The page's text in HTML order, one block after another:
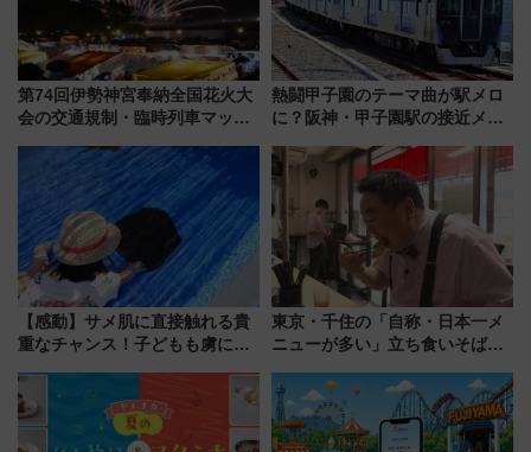
第74回伊勢神宮奉納全国花火大
会の交通規制・臨時列車マッ
熱闘甲子園のテーマ曲が駅メロ
に？阪神・甲子園駅の接近メロ
谷実アレンジの特別仕様へ、8月
5日始発から
【感動】サメ肌に直接触れる貴
重なチャンス！子どもも虜にな
メのタッチングプール」【夏休
み限定企画】
東京・千住の「自称・日本一メ
ニューが多い」立ち食いそば屋
地のふらっと立ち食いそば』
7/27夜10時～放送